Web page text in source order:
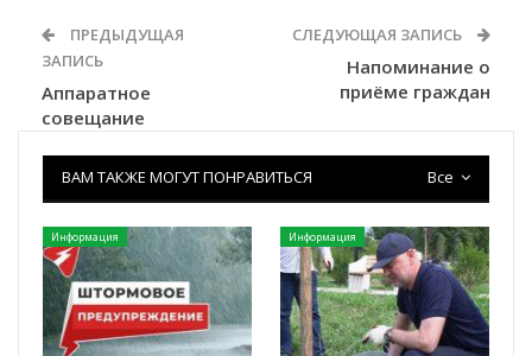
ПРЕДЫДУЩАЯ
ЗАПИСЬ
Аппаратное
совещание
СЛЕДУЮЩАЯ ЗАПИСЬ
Напоминание о
приёме граждан
Все
ВАМ ТАКЖЕ МОГУТ ПОНРАВИТЬСЯ
Информация Информация